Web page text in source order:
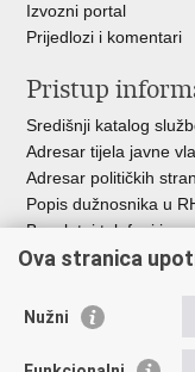
Izvozni portal
Prijedlozi i komentari
Pristup
Središnji katalog
Adresar tijela javne
Adresar političkih
Popis dužnosnika u
Besplatni telefoni
Pozivi za žurnu
Važne poveznice
Ova stranica
Nužni